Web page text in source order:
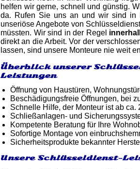
helfen wir gerne, schnell und günstig.
da. Rufen Sie uns an und wir sind in
unseriöse Angebote von
müssten. Wir sind in der Regel
direkt an die Arbeit. Vor der
lassen, sind unsere Monteure nie weit
Überblick unserer
Leistungen
Öffnung von Haustüren,
Beschädigungsfreie Öffnungen, bei
Schnelle Hilfe, der Monteur ist ab ca.
Schließanlagen- und
Kompetente Beratung für Ihre
Sofortige Montage von
Sicherheitsprodukte bekannter
Unsere Schlüsseldienst-